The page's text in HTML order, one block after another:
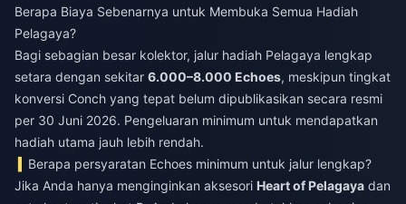
Berapa Biaya Sebenarnya untuk Membuka Semua Hadiah
Pelagaya?
Bagi sebagian besar kolektor, jalur hadiah Pelagaya lengkap
setara dengan sekitar 6.000–8.000 Echoes, meskipun tingkat
konversi Conch yang tepat belum dipublikasikan secara resmi
per 30 Juni 2026. Pengeluaran minimum untuk mendapatkan
hadiah utama jauh lebih rendah.
Berapa persyaratan Echoes minimum untuk jalur lengkap?
Jika Anda hanya menginginkan aksesori Heart of Pelagaya dan